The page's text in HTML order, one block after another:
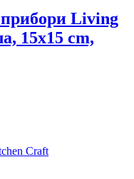
Living
15x15 cm,